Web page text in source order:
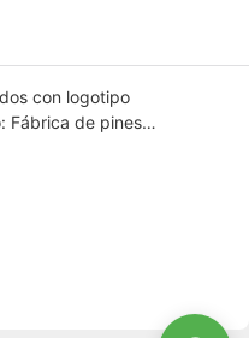
con logotipo
Fábrica de pines